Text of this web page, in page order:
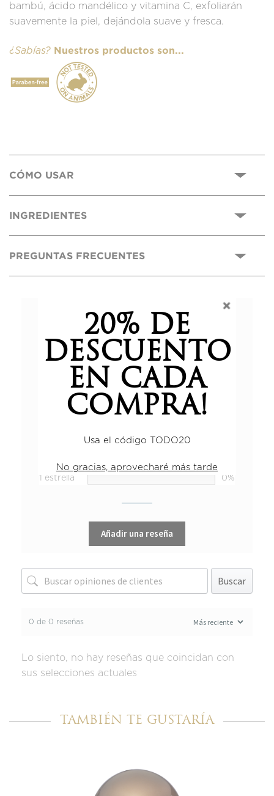
bambú, ácido mandélico y vitamina C, exfoliarán
suavemente la piel, dejándola suave y fresca.
¿Sabías? Nuestros productos son...
CÓMO USAR
INGREDIENTES
PREGUNTAS FRECUENTES
0,0
Basado en 0 reseñas.
5 estrellas
1 estrella
0%
Añadir una reseña
Buscar
0 de 0 reseñas
Lo siento, no hay reseñas que coincidan con
sus selecciones actuales
TAMBIÉN TE GUSTARÍA
20% DE
DESCUENTO
EN CADA
COMPRA!
Usa el código TODO20
No gracias, aprovecharé más tarde